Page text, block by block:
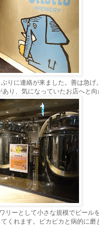
りに連絡が来ました。善は急げ
り、気になっていたお店へと向
リーとして小さな規模でビール
くれます。ピカピカと病的に磨